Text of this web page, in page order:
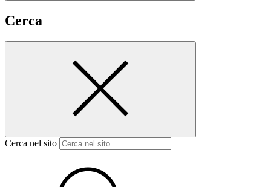
Cerca
Cerca nel sito